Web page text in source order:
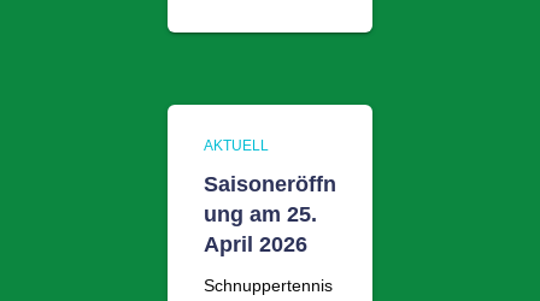
AKTUELL
Saisoneröffn
ung am 25.
April 2026
Schnuppertennis